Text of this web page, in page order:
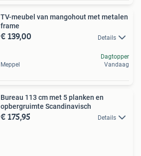
TV-meubel van mangohout met metalen
frame
€ 139,00 Details
Meppel
Dagtopper
Vandaag
Bureau 113 cm met 5 planken en
opbergruimte Scandinavisch
€ 175,95 Details